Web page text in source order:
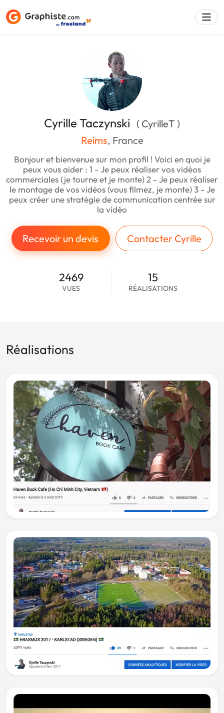
Cyrille Taczynski ( CyrilleT )
Reims, France
Bonjour et bienvenue sur mon profil ! Voici en quoi je
peux vous aider : 1 - Je peux réaliser vos vidéos
commerciales (je tourne et je monte) 2 - Je peux réaliser
le montage de vos vidéos (vous filmez, je monte) 3 - Je
peux créer une stratégie de communication centrée sur
la vidéo
Recevoir un devis Contacter Cyrille
2469
VUES
15
RÉALISATIONS
Réalisations